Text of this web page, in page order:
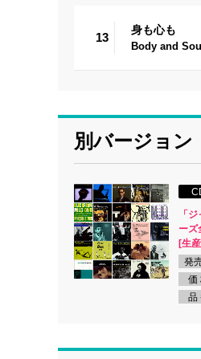
13
身も心も
Body and Soul
別バージョン
「
ーズ
[生
発
価
品